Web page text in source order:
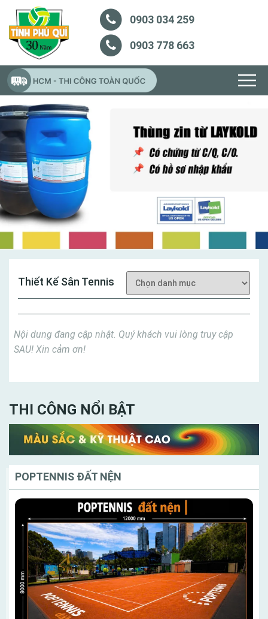
0903 034 259
0903 778 663
Thiết Kế Sân Tennis
Nội dung đang cập nhật. Quý khách vui lòng truy cập
SAU! Xin cảm ơn!
THI CÔNG NỔI BẬT
POPTENNIS ĐẤT NỆN